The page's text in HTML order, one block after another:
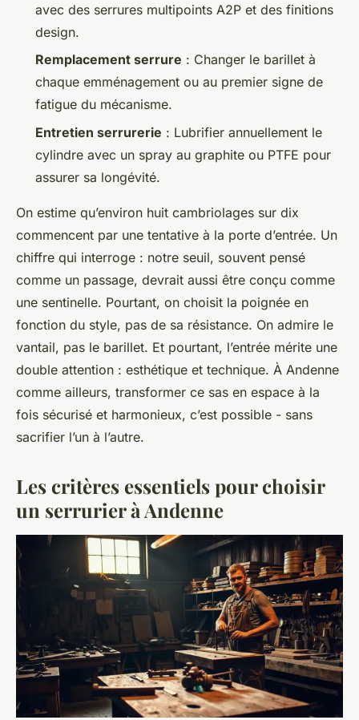
avec des serrures multipoints A2P et des finitions
design.
Remplacement serrure : Changer le barillet à
chaque emménagement ou au premier signe de
fatigue du mécanisme.
Entretien serrurerie : Lubrifier annuellement le
cylindre avec un spray au graphite ou PTFE pour
assurer sa longévité.
On estime qu’environ huit cambriolages sur dix
commencent par une tentative à la porte d’entrée. Un
chiffre qui interroge : notre seuil, souvent pensé
comme un passage, devrait aussi être conçu comme
une sentinelle. Pourtant, on choisit la poignée en
fonction du style, pas de sa résistance. On admire le
vantail, pas le barillet. Et pourtant, l’entrée mérite une
double attention : esthétique et technique. À Andenne
comme ailleurs, transformer ce sas en espace à la
fois sécurisé et harmonieux, c’est possible - sans
sacrifier l’un à l’autre.
Les critères essentiels pour choisir
un serrurier à Andenne